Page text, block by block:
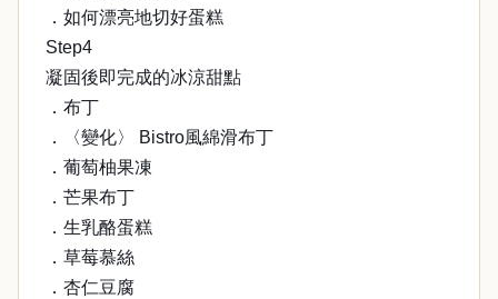
．如何漂亮地切好蛋糕
Step4
凝固後即完成的冰涼甜點
．布丁
．〈變化〉 Bistro風綿滑布丁
．葡萄柚果凍
．芒果布丁
．生乳酪蛋糕
．草莓慕絲
．杏仁豆腐